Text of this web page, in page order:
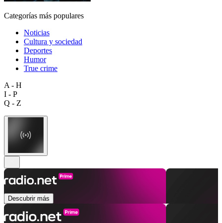
Categorías más populares
Noticias
Cultura y sociedad
Deportes
Humor
True crime
A - H
I - P
Q - Z
Descubrir más